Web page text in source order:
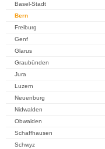
Basel-Stadt
Bern
Freiburg
Genf
Glarus
Graubünden
Jura
Luzern
Neuenburg
Nidwalden
Obwalden
Schaffhausen
Schwyz